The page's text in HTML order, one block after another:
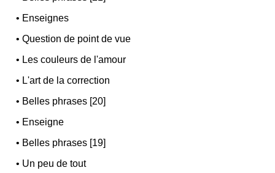
• Enseignes
•Question de point de vue
• Les couleurs de l'amour
• L'art de la correction
• Belles phrases [20]
• Enseigne
• Belles phrases [19]
• Un peu de tout